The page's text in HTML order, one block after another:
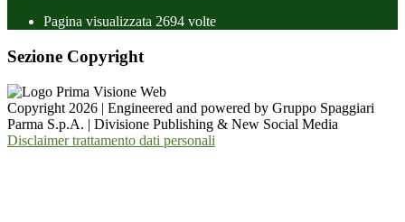
Pagina visualizzata 2694 volte
Sezione Copyright
Copyright 2026 | Engineered and powered by Gruppo Spaggiari
Parma S.p.A. | Divisione Publishing & New Social Media
Disclaimer trattamento dati personali